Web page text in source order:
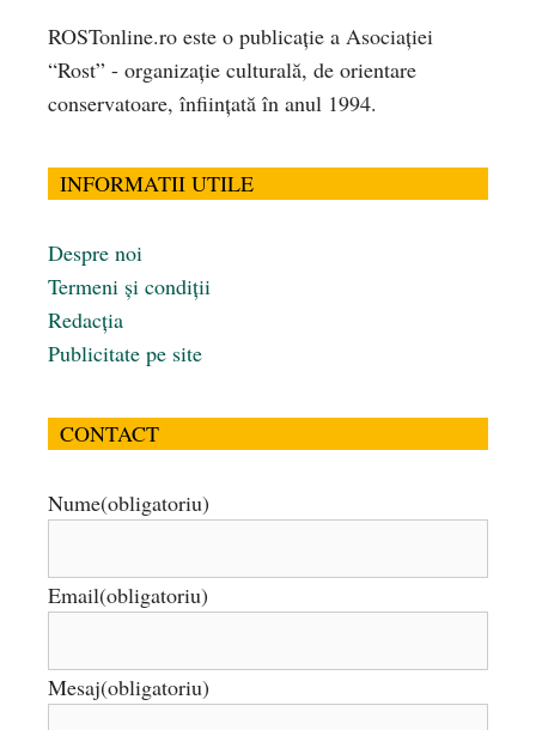
ROSTonline.ro este o publicaţie a Asociaţiei
“Rost” - organizaţie culturală, de orientare
conservatoare, înfiinţată în anul 1994.
INFORMATII UTILE
Despre noi
Termeni și condiții
Redacția
Publicitate pe site
CONTACT
Nume(obligatoriu)
Email(obligatoriu)
Mesaj(obligatoriu)